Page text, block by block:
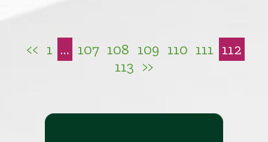
<< 1 … 107 108 109 110 111 112
113 >>